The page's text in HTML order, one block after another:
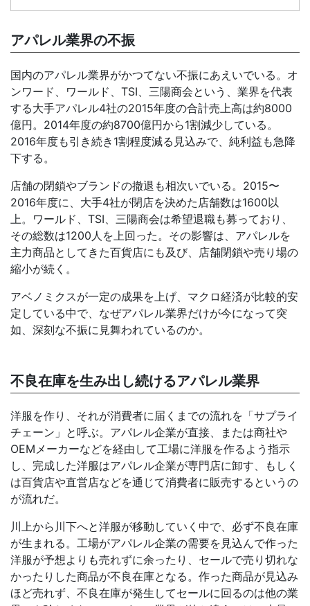
アパレル業界の不振
国内のアパレル業界がかつてない不振にあえいでいる。オ
ンワード、ワールド、TSI、三陽商会という、業界を代表
する大手アパレル4社の2015年度の合計売上高は約8000
億円。2014年度の約8700億円から1割減少している。
2016年度も引き続き1割程度減る見込みで、純利益も急降
下する。
店舗の閉鎖やブランドの撤退も相次いでいる。2015〜
2016年度に、大手4社が閉店を決めた店舗数は1600以
上。ワールド、TSI、三陽商会は希望退職も募っており、
その総数は1200人を上回った。その影響は、アパレルを
主力商品としてきた百貨店にも及び、店舗閉鎖や売り場の
縮小が続く。
アベノミクスが一定の成果を上げ、マクロ経済が比較的安
定している中で、なぜアパレル業界だけが今になって突
如、深刻な不振に見舞われているのか。
不良在庫を生み出し続けるアパレル業界
洋服を作り、それが消費者に届くまでの流れを「サプライ
チェーン」と呼ぶ。アパレル企業が直接、または商社や
OEMメーカーなどを経由して工場に洋服を作るよう指示
し、完成した洋服はアパレル企業が専門店に卸す、もしく
は百貨店や直営店などを通じて消費者に販売するというの
が流れだ。
川上から川下へと洋服が移動していく中で、必ず不良在庫
が生まれる。工場がアパレル企業の需要を見込んで作った
洋服が予想よりも売れずに余ったり、セールで売り切れな
かったりした商品が不良在庫となる。作った商品が見込み
ほど売れず、不良在庫が発生してセールに回るのは他の業